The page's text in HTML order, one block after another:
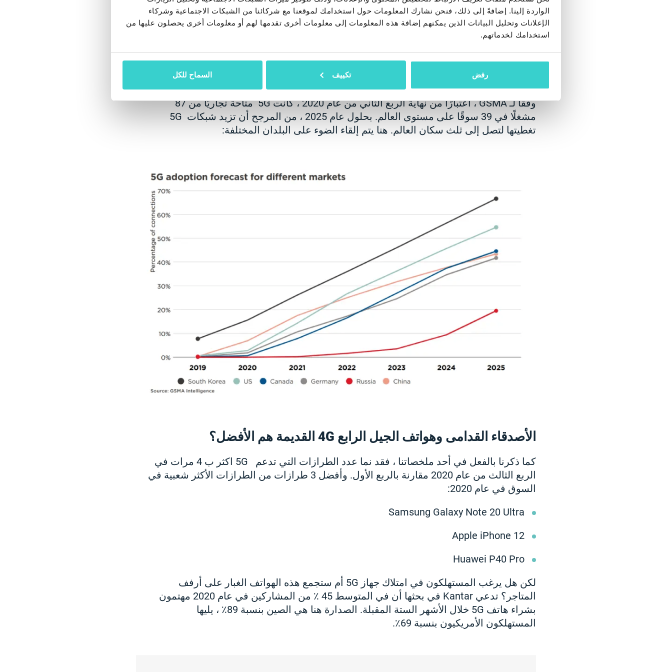
الواردة إلينا. إضافةً إلى ذلك، فنحن نشارك المعلومات حول استخدامك لموقعنا مع شركائنا من الشبكات الاجتماعية وشركاء
الإعلانات وتحليل البيانات الذين يمكنهم إضافة هذه المعلومات إلى معلومات أخرى تقدمها لهم أو معلومات أخرى يحصلون عليها من
استخدامك لخدماتهم.
رفض تكييف السماح للكل
من المؤكد أن تطوير توزيعات التردد منسقة سيؤدي إلى نظام بيئي أوسع بكثير من حيث
التكنولوجيا والمعدات والخبرة الهندسية العامة. لكنها عملية معقدة للغاية وطويلة ومكلفة.
لكن الأخبار الأخيرة تجعلنا بالتأكيد نعتقد أن عصر 5G أقرب من أي وقت مضى. أعلنت Google
أواخر فبراير. سيساعد تعاونهم مزودي خدمات الاتصالات على
تسريع نشر 5G عبر شبكات متعددة ومواقع متطورة.
وفقًا لـ GSMA ، اعتبارًا من نهاية الربع الثاني من عام 2020 ، كانت 5G متاحة تجاريًا من 87
مشغلًا في 39 سوقًا على مستوى العالم. بحلول عام 2025 ، من المرجح أن تزيد شبكات 5G
تغطيتها لتصل إلى ثلث سكان العالم. هنا يتم إلقاء الضوء على البلدان المختلفة:
الأصدقاء القدامى وهواتف الجيل الرابع 4G القديمة هم الأفضل؟
كما ذكرنا بالفعل في أحد ملخصاتنا ، فقد نما عدد الطرازات التي تدعم 5G اكثر ب 4 مرات في
الربع الثالث من عام 2020 مقارنة بالربع الأول. وأفضل 3 طرازات من الطرازات الأكثر شعبية في
السوق في عام 2020:
Samsung Galaxy Note 20 Ultra
Apple iPhone 12
Huawei P40 Pro
لكن هل يرغب المستهلكون في امتلاك جهاز 5G أم ستجمع هذه الهواتف الغبار على أرفف
المتاجر؟ تدعي Kantar في بحثها أن في المتوسط 45 ٪ من المشاركين في عام 2020 مهتمون
بشراء هاتف 5G خلال الأشهر الستة المقبلة. الصدارة هنا هي الصين بنسبة 89٪ ، يليها
المستهلكون الأمريكيون بنسبة 69٪.